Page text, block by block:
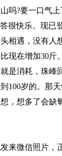
?要一口气上
很快乐。现已
相遇，没有人
现在增加30斤
是消耗，珠峰
100岁的。那
，想多了会缺
微信照片，